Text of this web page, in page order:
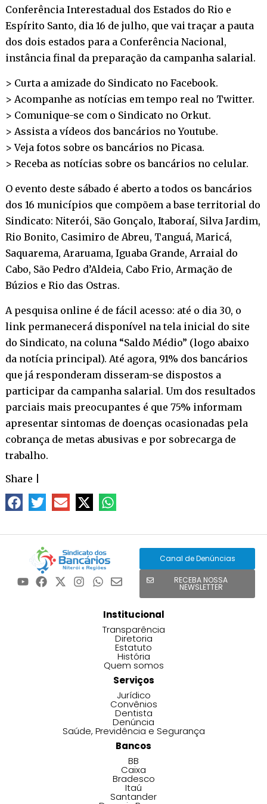
Conferência Interestadual dos Estados do Rio e
Espírito Santo, dia 16 de julho, que vai traçar a pauta
dos dois estados para a Conferência Nacional,
instância final da preparação da campanha salarial.
> Curta a amizade do Sindicato no Facebook.
> Acompanhe as notícias em tempo real no Twitter.
> Comunique-se com o Sindicato no Orkut.
> Assista a vídeos dos bancários noYoutube.
> Veja fotos sobre os bancários no Picasa.
> Receba as notícias sobre os bancários no celular.
O evento deste sábado é aberto a todos os bancários
dos 16 municípios que compõem a base territorial do
Sindicato: Niterói, São Gonçalo, Itaboraí, Silva Jardim,
Rio Bonito, Casimiro de Abreu, Tanguá, Maricá,
Saquarema, Araruama, Iguaba Grande, Arraial do
Cabo, São Pedro d’Aldeia, Cabo Frio, Armação de
Búzios e Rio das Ostras.
A pesquisa online é de fácil acesso: até o dia 30, o
link permanecerá disponível na tela inicial do site
do Sindicato, na coluna “Saldo Médio” (logo abaixo
da notícia principal). Até agora, 91% dos bancários
que já responderam disseram-se dispostos a
participar da campanha salarial. Um dos resultados
parciais mais preocupantes é que 75% informam
apresentar sintomas de doenças ocasionadas pela
cobrança de metas abusivas e por sobrecarga de
trabalho.
Share
Canal de Denúncias
RECEBA NOSSA
NEWSLETTER
Institucional
Transparência
Diretoria
Estatuto
História
Quem somos
Serviços
Jurídico
Convênios
Dentista
Denúncia
Saúde, Previdência e Segurança
Bancos
BB
Caixa
Bradesco
Itaú
Santander